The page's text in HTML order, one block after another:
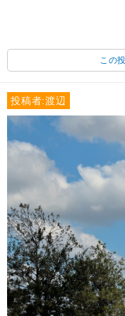
この
投稿者:渡辺